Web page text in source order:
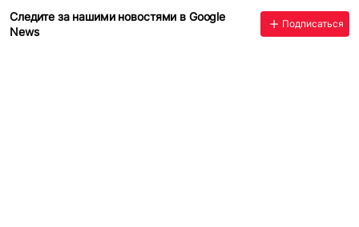
Следите за нашими новостями в Google
News
Подписаться